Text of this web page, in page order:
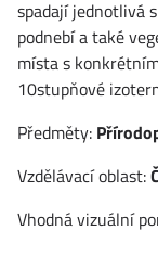
spadají jednotlivá
podnebí a také
místa s
10stupňové
Předměty:
Vzdělávací oblast:
Vhodná vizuální